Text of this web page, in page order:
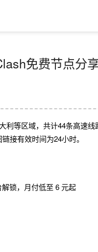
免费节点分
利等区域，共计44条高速
接有效时间为24小时。
锁，月付低至 6 元起